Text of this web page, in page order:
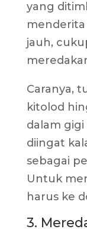
yang
menderita
jauh,
Caranya,
kitolod
dalam
diingat
sebagai
Untuk
harus ke
3.